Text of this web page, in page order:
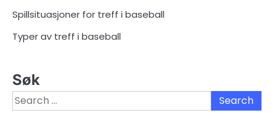
Spillsituasjoner for treff i baseball
Typer av treff i baseball
Søk
Search
for: